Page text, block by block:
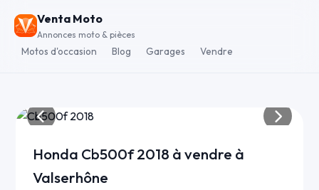
Venta Moto
Annonces moto & pièces
Motos d'occasion Blog Garages Vendre
Honda Cb500f 2018 à vendre à
Valserhône